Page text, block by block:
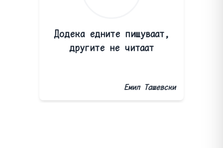
Додека едните пишуваат,
другите не читаат
Емил Ташевски